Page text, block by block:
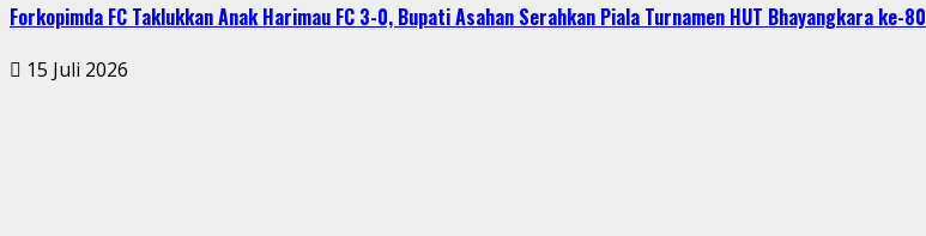
Forkopimda FC Taklukkan Anak Harimau FC 3-0, Bupati Asahan Serahkan Piala Turnamen HUT Bhayangkara ke-80
15 Juli 2026